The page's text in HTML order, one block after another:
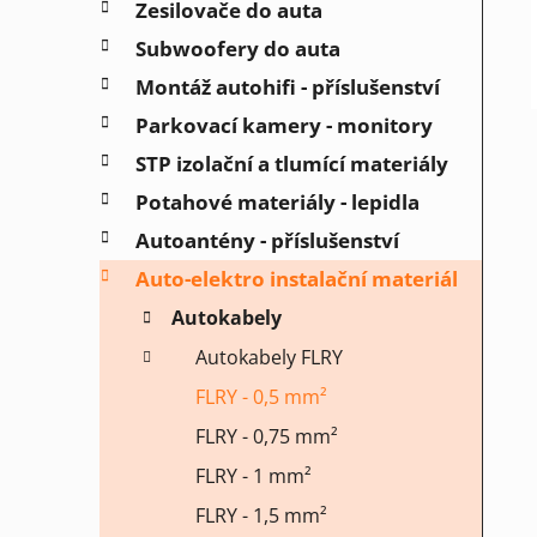
í
p
a
n
e
Zesilovače do auta
Subwoofery do auta
Montáž autohifi - příslušenství
Parkovací kamery - monitory
STP izolační a tlumící materiály
Potahové materiály - lepidla
Autoantény - příslušenství
Auto-elektro instalační materiál
Autokabely
Autokabely FLRY
FLRY - 0,5 mm²
FLRY - 0,75 mm²
FLRY - 1 mm²
FLRY - 1,5 mm²